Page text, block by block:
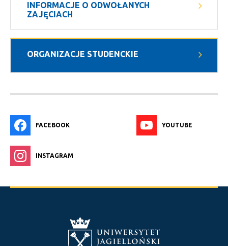
INFORMACJE O ODWOŁANYCH
ZAJĘCIACH
ORGANIZACJE STUDENCKIE
FACEBOOK YOUTUBE
INSTAGRAM